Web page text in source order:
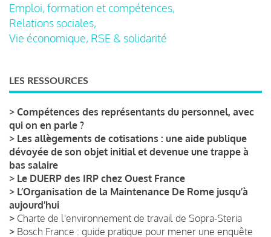
Emploi, formation et compétences,
Relations sociales,
Vie économique, RSE & solidarité
LES RESSOURCES
> Compétences des représentants du personnel, avec
qui on en parle ?
> Les allègements de cotisations : une aide publique
dévoyée de son objet initial et devenue une trappe à
bas salaire
> Le DUERP des IRP chez Ouest France
> L’Organisation de la Maintenance De Rome jusqu’à
aujourd’hui
> Charte de l'environnement de travail de Sopra-Steria
> Bosch France : guide pratique pour mener une enquête